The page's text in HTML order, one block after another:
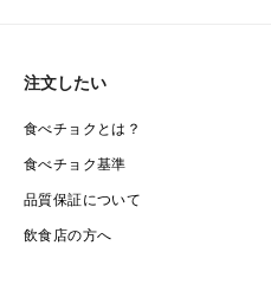
注文したい
食べチョクとは？
食べチョク基準
品質保証について
飲食店の方へ